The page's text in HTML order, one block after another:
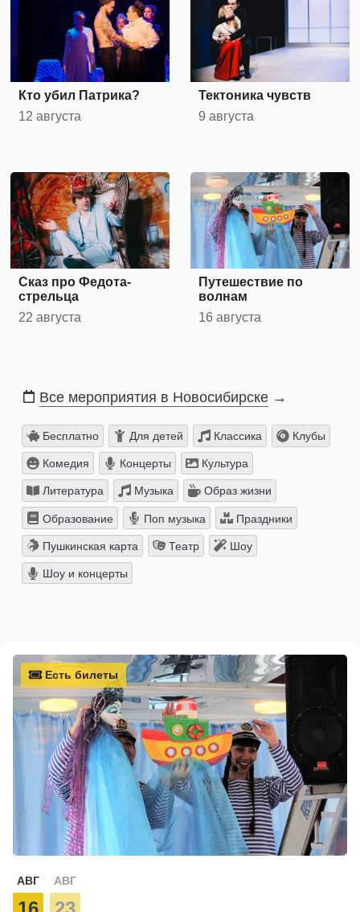
Кто убил Патрика?
12 августа
Тектоника чувств
9 августа
Сказ про Федота-
стрельца
22 августа
Путешествие по
волнам
16 августа
Все мероприятия в Новосибирске →
Бесплатно Для детей Классика Клубы
Комедия Концерты Культура
Литература Музыка Образ жизни
Образование Поп музыка Праздники
Пушкинская карта Театр Шоу
Шоу и концерты
Есть билеты
АВГ АВГ